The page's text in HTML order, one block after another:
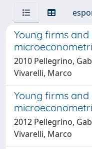
Young firms
2010 Pellegrino,
Vivarelli, Marco
Young firms
2012 Pellegrino,
Vivarelli, Marco